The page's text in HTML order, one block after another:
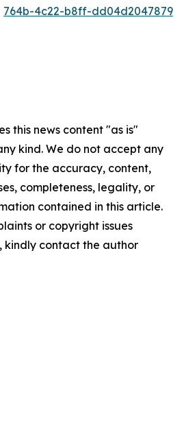
764b-4c22-b8ff-dd04d2047879
this news content "as is"
kind. We do not accept any
for the accuracy, content,
completeness, legality, or
contained in this article.
or copyright issues
kindly contact the author